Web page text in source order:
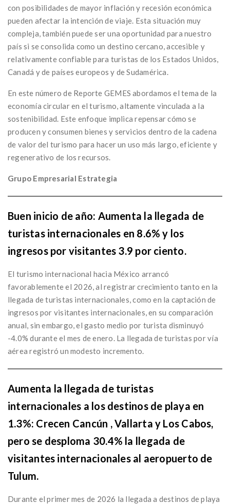
con posibilidades de mayor inflación y recesión económica
pueden afectar la intención de viaje. Esta situación muy
compleja, también puede ser una oportunidad para nuestro
país si se consolida como un destino cercano, accesible y
relativamente confiable para turistas de los Estados Unidos,
Canadá y de países europeos y de Sudamérica.
En este número de Reporte GEMES abordamos el tema de la
economía circular en el turismo, altamente vinculada a la
sostenibilidad. Este enfoque implica repensar cómo se
producen y consumen bienes y servicios dentro de la cadena
de valor del turismo para hacer un uso más largo, eficiente y
regenerativo de los recursos.
Grupo Empresarial Estrategia
Buen inicio de año: Aumenta la llegada de
turistas internacionales en 8.6% y los
ingresos por visitantes 3.9 por ciento.
El turismo internacional hacia México arrancó
favorablemente el 2026, al registrar crecimiento tanto en la
llegada de turistas internacionales, como en la captación de
ingresos por visitantes internacionales, en su comparación
anual, sin embargo, el gasto medio por turista disminuyó
-4.0% durante el mes de enero. La llegada de turistas por vía
aérea registró un modesto incremento.
Aumenta la llegada de turistas
internacionales a los destinos de playa en
1.3%: Crecen Cancún , Vallarta y Los Cabos,
pero se desploma 30.4% la llegada de
visitantes internacionales al aeropuerto de
Tulum.
Durante el primer mes de 2026 la llegada a destinos de playa